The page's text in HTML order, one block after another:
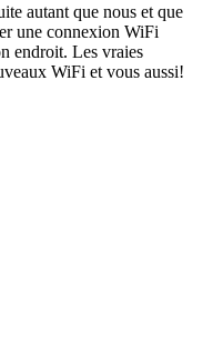
autant que nous et que
une connexion WiFi
endroit. Les vraies
WiFi et vous aussi!